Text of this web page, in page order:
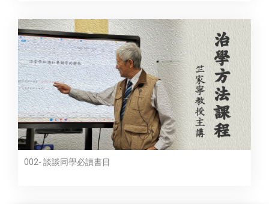
002- 談談同學必讀書目